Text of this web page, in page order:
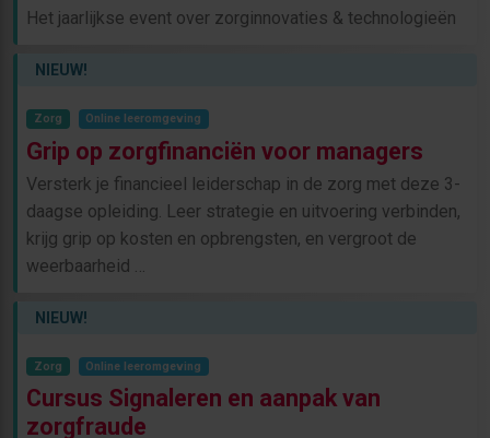
Het jaarlijkse event over zorginnovaties & technologieën
NIEUW!
Zorg Online leeromgeving
Grip op zorgfinanciën voor managers
Versterk je financieel leiderschap in de zorg met deze 3-
daagse opleiding. Leer strategie en uitvoering verbinden,
krijg grip op kosten en opbrengsten, en vergroot de
weerbaarheid …
NIEUW!
Zorg Online leeromgeving
Cursus Signaleren en aanpak van
zorgfraude